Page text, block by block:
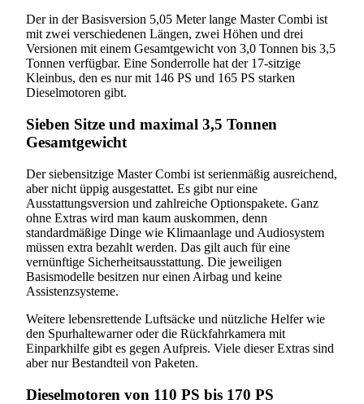
Der in der Basisversion 5,05 Meter lange Master Combi ist
mit zwei verschiedenen Längen, zwei Höhen und drei
Versionen mit einem Gesamtgewicht von 3,0 Tonnen bis 3,5
Tonnen verfügbar. Eine Sonderrolle hat der 17-sitzige
Kleinbus, den es nur mit 146 PS und 165 PS starken
Dieselmotoren gibt.
Sieben Sitze und maximal 3,5 Tonnen
Gesamtgewicht
Der siebensitzige Master Combi ist serienmäßig ausreichend,
aber nicht üppig ausgestattet. Es gibt nur eine
Ausstattungsversion und zahlreiche Optionspakete. Ganz
ohne Extras wird man kaum auskommen, denn
standardmäßige Dinge wie Klimaanlage und Audiosystem
müssen extra bezahlt werden. Das gilt auch für eine
vernünftige Sicherheitsausstattung. Die jeweiligen
Basismodelle besitzen nur einen Airbag und keine
Assistenzsysteme.
Weitere lebensrettende Luftsäcke und nützliche Helfer wie
den Spurhaltewarner oder die Rückfahrkamera mit
Einparkhilfe gibt es gegen Aufpreis. Viele dieser Extras sind
aber nur Bestandteil von Paketen.
Dieselmotoren von 110 PS bis 170 PS